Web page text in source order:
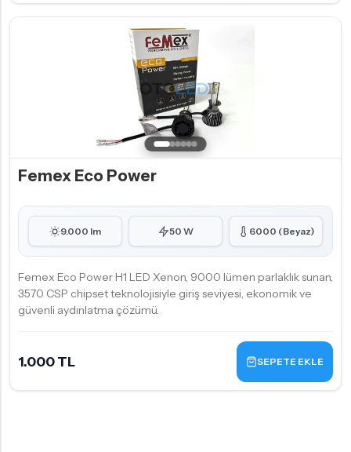
Femex Eco Power
9.000 lm 50 W 6000 (Beyaz)
Femex Eco Power H1 LED Xenon, 9000 lümen parlaklık sunan,
3570 CSP chipset teknolojisiyle giriş seviyesi, ekonomik ve
güvenli aydınlatma çözümü.
1.000 TL SEPETE EKLE